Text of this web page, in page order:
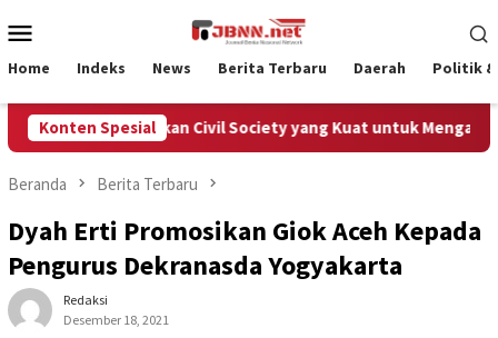
ke
Mobile
Home Indeks News Berita Terbaru Daerah Politik &
Konten Spesial
Membutuhkan Civil Society yang Kuat untuk Mengawal
Beranda Berita Terbaru
Dyah Erti Promosikan Giok Aceh Kepada
Pengurus Dekranasda Yogyakarta
Redaksi
Desember 18, 2021